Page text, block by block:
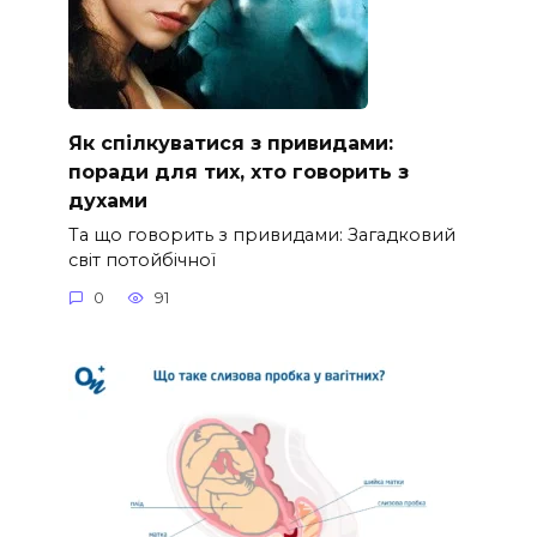
Як спілкуватися з привидами:
поради для тих, хто говорить з
духами
Та що говорить з привидами: Загадковий
світ потойбічної
0 91